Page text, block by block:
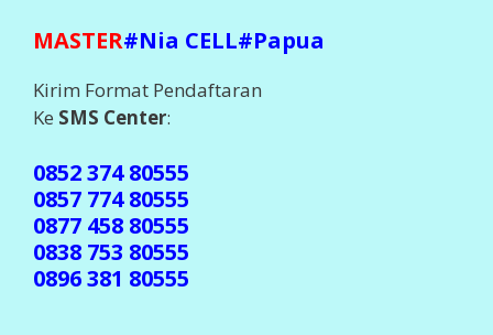
MASTER#Nia CELL#Papua
Kirim Format Pendaftaran
Ke SMS Center:
0852 374 80555
0857 774 80555
0877 458 80555
0838 753 80555
0896 381 80555